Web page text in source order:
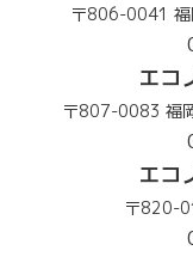
〒806-0041 福
エコ
〒807-0083 福
エコ
〒820-